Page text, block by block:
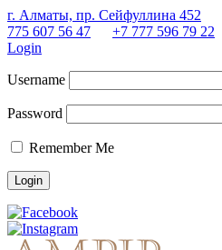
г. Алматы, пр. Сейфуллина 452
775 607 56 47
+7 777 596 79 22
Login
Username
Password
Remember Me